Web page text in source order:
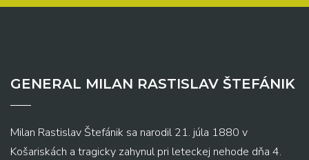
GENERAL MILAN RASTISLAV ŠTEFÁNIK
Milan Rastislav Štefánik sa narodil 21. júla 1880 v
Košariskách a tragicky zahynul pri leteckej nehode dňa 4.